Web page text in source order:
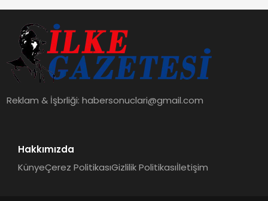
Reklam & İşbrliği:habersonuclari@gmail.com
Hakkımızda
KünyeÇerez PolitikasıGizlilik Politikasıİletişim